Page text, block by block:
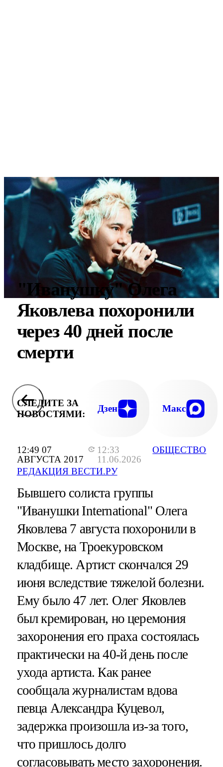
12:49 07
АВГУСТА 2017
12:33
11.06.2026
РЕДАКЦИЯ ВЕСТИ.РУ
ОБЩЕСТВО
"Иванушку" Олега
Яковлева похоронили
через 40 дней после
смерти
СЛЕДИТЕ ЗА
НОВОСТЯМИ:
Дзен Макс
Бывшего солиста группы
"Иванушки International" Олега
Яковлева 7 августа похоронили в
Москве, на Троекуровском
кладбище. Артист скончался 29
июня вследствие тяжелой болезни.
Ему было 47 лет. Олег Яковлев
был кремирован, но церемония
захоронения его праха состоялась
практически на 40-й день после
ухода артиста. Как ранее
сообщала журналистам вдова
певца Александра Куцевол,
задержка произошла из-за того,
что пришлось долго
согласовывать место захоронения.